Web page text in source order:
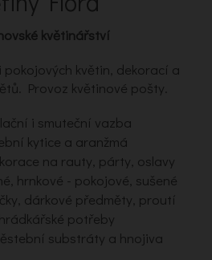
květinářství
pokojových květin, dekorací a
Provoz květinové pošty.
i smuteční vazba
kytice a aranžmá
na rauty, párty, oslavy
hrnkové - pokojové, sušené
dárkové předměty, proutí
potřeby
substráty a hnojiva